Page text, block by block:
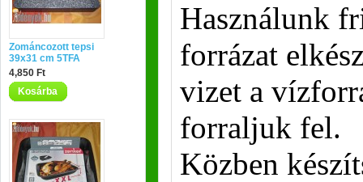
Zománcozott tepsi
39x31 cm 5TFA
4,850 Ft
Kosárba
Használunk
forrázat
vizet a
forraljuk fel.
Közben